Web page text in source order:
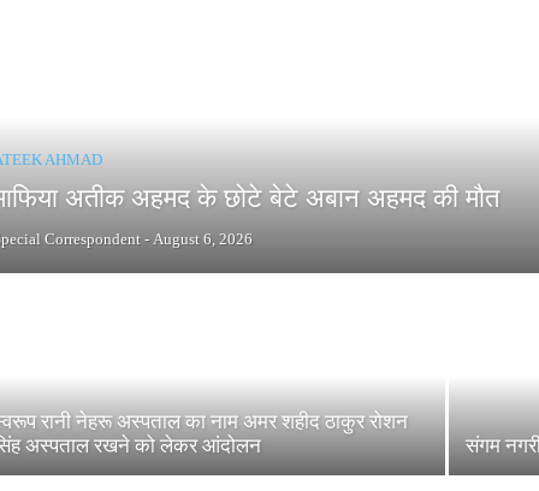
AHMAD
अतीक अहमद के छोटे बेटे अबान अहमद की मौत
Correspondent - August 6, 2026
रानी नेहरू अस्पताल का नाम अमर शहीद ठाकुर रोशन
अस्पताल रखने को लेकर आंदोलन
संगम